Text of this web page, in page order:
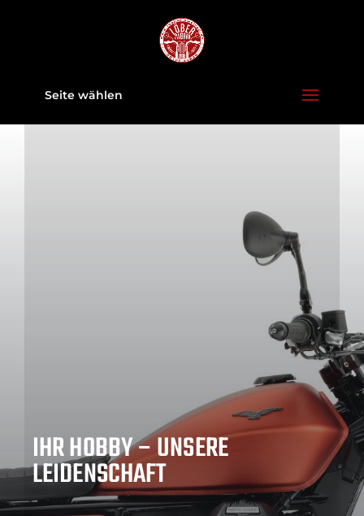
Seite wählen
IHR HOBBY – UNSERE
LEIDENSCHAFT